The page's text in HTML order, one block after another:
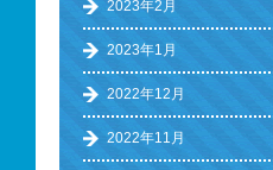
2023年2月
2023年1月
2022年12月
2022年11月